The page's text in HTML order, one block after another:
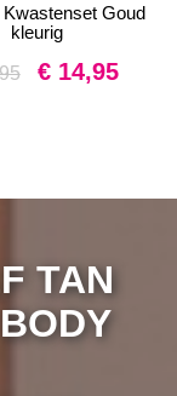
Kwastenset Goud
kleurig
Oorspronkelijke
€14,95
TAN